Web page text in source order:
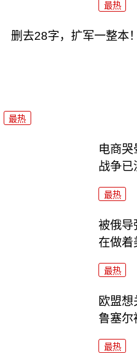
最热
删去28字，扩军一整本
最热
电商哭
战争已
最热
被俄导
在做着
最热
欧盟
鲁塞尔
最热